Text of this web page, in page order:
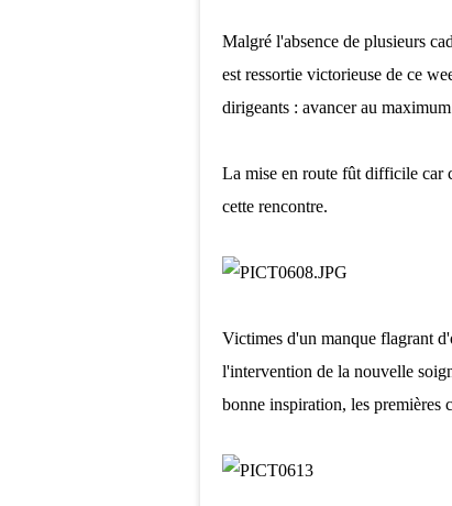
Malgré l'absence de plusieurs
est ressortie victorieuse de ce
dirigeants : avancer au
La mise en route fût difficile car
cette rencontre.
Victimes d'un manque flagrant
l'intervention de la nouvelle
bonne inspiration, les